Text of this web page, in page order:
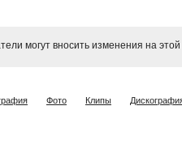
могут вносить изменения на
Фото Клипы